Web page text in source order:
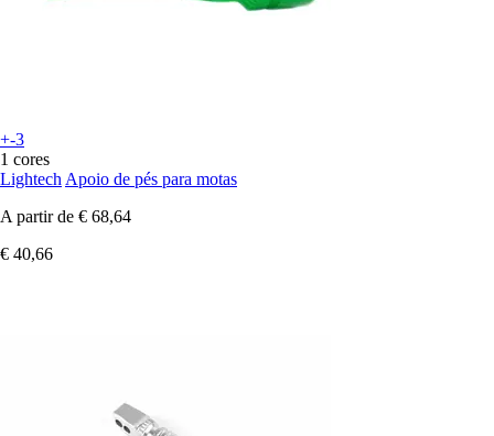
+-3
1 cores
Lightech Apoio de pés para motas
A partir de € 68,64
€ 40,66